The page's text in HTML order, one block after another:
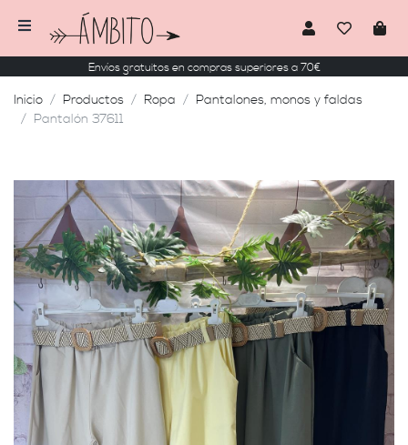
Envíos gratuitos en compras superiores a 70€
Inicio Productos Ropa
Pantalones, monos y faldas
Pantalón 37611